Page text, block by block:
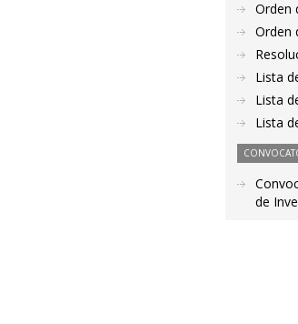
Orden
Orden
Lista
Lista
Lista
de